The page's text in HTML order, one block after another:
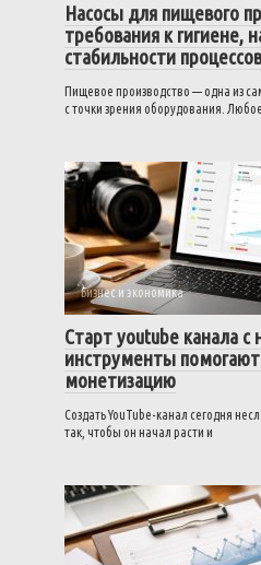
Насосы для пищевого
требования к гигиене,
стабильности процессов
Пищевое производство — одна из
с точки зрения оборудования.
Бизнес и экономика
Старт youtube канала с
инструменты
монетизацию
Создать YouTube-канал сегодня
так, чтобы он начал расти и